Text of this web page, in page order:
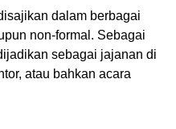
dalam berbagai
non-formal. Sebagai
sebagai jajanan di
atau bahkan acara